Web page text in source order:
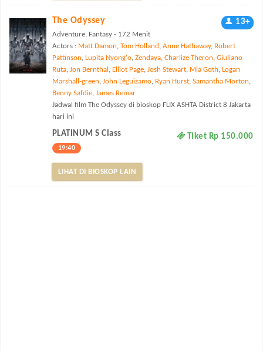
The Odyssey 13+
Adventure, Fantasy - 172 Menit
Actors : Matt Damon, Tom Holland , Anne Hathaway, Robert
Pattinson, Lupita Nyong'o, Zendaya, Charlize Theron, Giuliano
Ruta, Jon Bernthal , Elliot Page, Josh Stewart, Mia Goth, Logan
Marshall-green, John Leguizamo, Ryan Hurst, Samantha Morton,
Benny Safdie, James Remar
Jadwal film The Odyssey di bioskop FLIX ASHTA District 8 Jakarta
hari ini
PLATINUM S Class Tiket Rp 150.000
19:40
LIHAT DI BIOSKOP LAIN